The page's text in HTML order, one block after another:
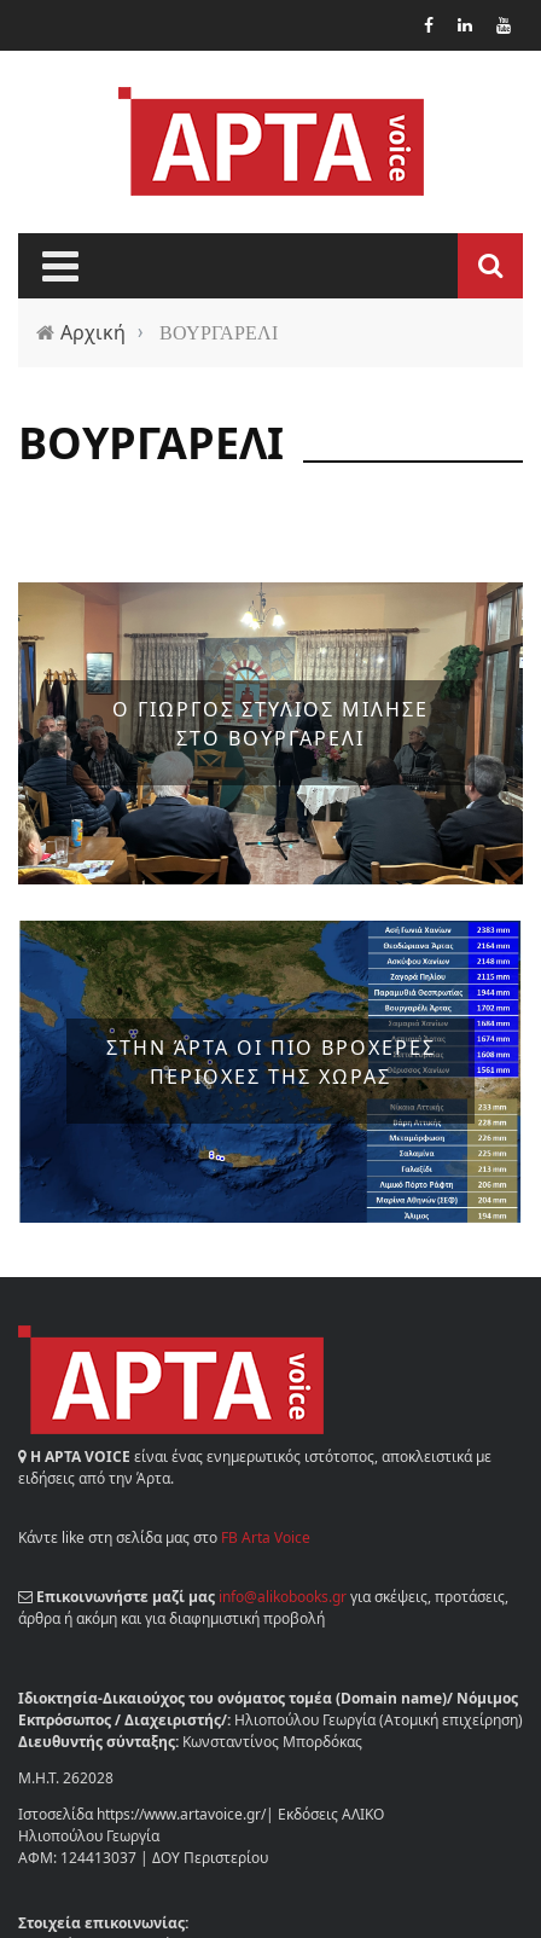
Αρχική › ΒΟΥΡΓΑΡΕΛΙ
ΒΟΥΡΓΑΡΕΛΙ
Ο ΓΙΩΡΓΟΣ ΣΤΥΛΙΟΣ ΜΙΛΗΣΕ
ΣΤΟ ΒΟΥΡΓΑΡΕΛΙ
ΣΤΗΝ ΆΡΤΑ ΟΙ ΠΙΟ ΒΡΟΧΕΡΕΣ
ΠΕΡΙΟΧΕΣ ΤΗΣ ΧΩΡΑΣ
Η ΑΡΤΑ VOICE είναι ένας ενημερωτικός ιστότοπος, αποκλειστικά με
ειδήσεις από την Άρτα.
Κάντε like στη σελίδα μας στο FB Arta Voice
Επικοινωνήστε μαζί μας info@alikobooks.grγια σκέψεις, προτάσεις,
άρθρα ή ακόμη και για διαφημιστική προβολή
Ιδιοκτησία-Δικαιούχος του ονόματος τομέα (Domain name)/ Νόμιμος
Εκπρόσωπος / Διαχειριστής/: Ηλιοπούλου Γεωργία (Ατομική επιχείρηση)
Διευθυντής σύνταξης: Κωνσταντίνος Μπορδόκας
Μ.Η.Τ. 262028
Ιστοσελίδα https://www.artavoice.gr/| Εκδόσεις ΑΛΙΚΟ
Ηλιοπούλου Γεωργία
ΑΦΜ: 124413037 | ΔΟΥ Περιστερίου
Στοιχεία επικοινωνίας: